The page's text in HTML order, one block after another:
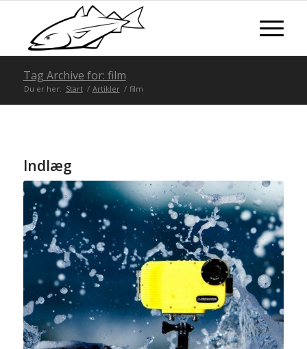
Tag Archive for: film
Du er her: Start / Artikler / film
Indlæg